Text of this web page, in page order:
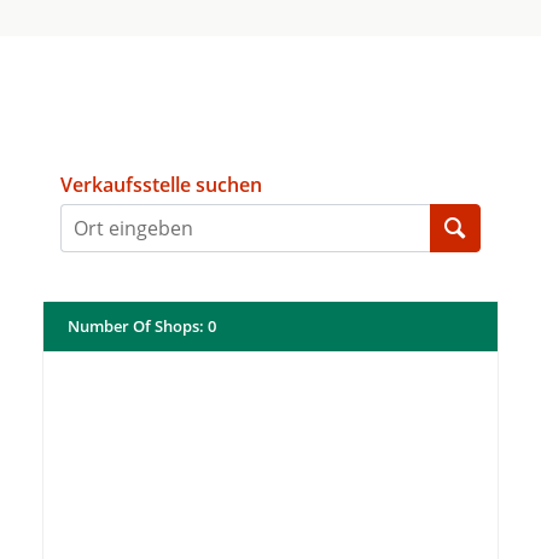
Verkaufsstelle suchen
Number Of Shops: 0